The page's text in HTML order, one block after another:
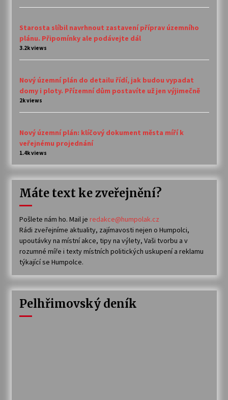
Starosta slíbil navrhnout zastavení příprav územního
plánu. Připomínky ale podávejte dál
3.2k views
Nový územní plán do detailu řídí, jak budou vypadat
domy i ploty. Přízemní dům postavíte už jen výjimečně
2k views
Nový územní plán: klíčový dokument města míří k
veřejnému projednání
1.4k views
Máte text ke zveřejnění?
Pošlete nám ho. Mail je redakce@humpolak.cz
Rádi zveřejníme aktuality, zajímavosti nejen o Humpolci,
upoutávky na místní akce, tipy na výlety, Vaši tvorbu a v
rozumné míře i texty místních politických uskupení a reklamu
týkající se Humpolce.
Pelhřimovský deník